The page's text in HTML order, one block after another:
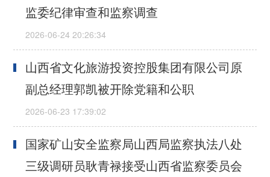
监委纪律审查和监察调查
山西省文化旅游投资控股集团有限公司原
副总经理郭凯被开除党籍和公职
国家矿山安全监察局山西局监察执法八处
三级调研员耿青禄接受山西省监察委员会